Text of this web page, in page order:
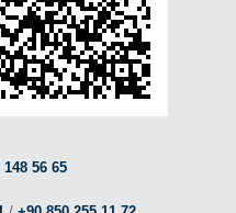
148 56 65